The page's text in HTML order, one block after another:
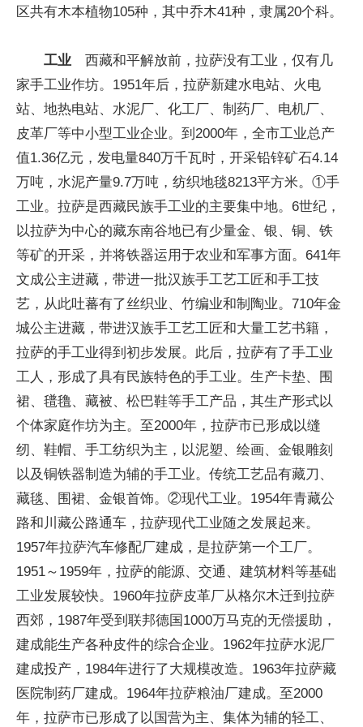
区共有木本植物105种，其中乔木41种，隶属20个科。
工业 西藏和平解放前，拉萨没有工业，仅有几
家手工业作坊。1951年后，拉萨新建水电站、火电
站、地热电站、水泥厂、化工厂、制药厂、电机厂、
皮革厂等中小型工业企业。到2000年，全市工业总产
值1.36亿元，发电量840万千瓦时，开采铅锌矿石4.14
万吨，水泥产量9.7万吨，纺织地毯8213平方米。①手
工业。拉萨是西藏民族手工业的主要集中地。6世纪，
以拉萨为中心的藏东南谷地已有少量金、银、铜、铁
等矿的开采，并将铁器运用于农业和军事方面。641年
文成公主进藏，带进一批汉族手工艺工匠和手工技
艺，从此吐蕃有了丝织业、竹编业和制陶业。710年金
城公主进藏，带进汉族手工艺工匠和大量工艺书籍，
拉萨的手工业得到初步发展。此后，拉萨有了手工业
工人，形成了具有民族特色的手工业。生产卡垫、围
裙、氆氇、藏被、松巴鞋等手工产品，其生产形式以
个体家庭作坊为主。至2000年，拉萨市已形成以缝
纫、鞋帽、手工纺织为主，以泥塑、绘画、金银雕刻
以及铜铁器制造为辅的手工业。传统工艺品有藏刀、
藏毯、围裙、金银首饰。②现代工业。1954年青藏公
路和川藏公路通车，拉萨现代工业随之发展起来。
1957年拉萨汽车修配厂建成，是拉萨第一个工厂。
1951～1959年，拉萨的能源、交通、建筑材料等基础
工业发展较快。1960年拉萨皮革厂从格尔木迁到拉萨
西郊，1987年受到联邦德国1000万马克的无偿援助，
建成能生产各种皮件的综合企业。1962年拉萨水泥厂
建成投产，1984年进行了大规模改造。1963年拉萨藏
医院制药厂建成。1964年拉萨粮油厂建成。至2000
年，拉萨市已形成了以国营为主、集体为辅的轻工、